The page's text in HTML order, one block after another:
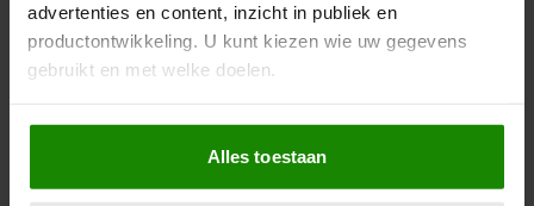
advertenties en content, inzicht in publiek en
productontwikkeling. U kunt kiezen wie uw gegevens
gebruikt en met welke doelen.
Als u het toestaat, willen we ook graag:
Informatie verzamelen over uw geografische
locatie, die tot een paar meter nauwkeurig kan zijn
Alles toestaan